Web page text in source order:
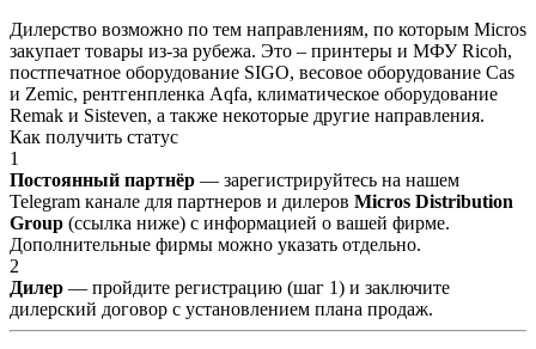
Дилерство возможно по тем направлениям, по которым Micros
закупает товары из-за рубежа. Это – принтеры и МФУ Ricoh,
постпечатное оборудование SIGO, весовое оборудование Cas
и Zemic, рентгенпленка Aqfa, климатическое оборудование
Remak и Sisteven, а также некоторые другие направления.
Как получить статус
1
Постоянный партнёр — зарегистрируйтесь на нашем
Telegram канале для партнеров и дилеров Micros Distribution
Group (ссылка ниже) с информацией о вашей фирме.
Дополнительные фирмы можно указать отдельно.
2
Дилер — пройдите регистрацию (шаг 1) и заключите
дилерский договор с установлением плана продаж.